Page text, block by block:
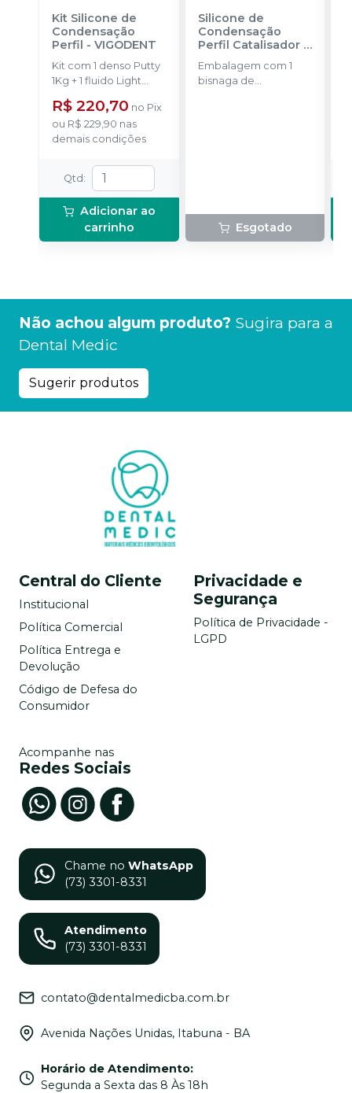
Kit Silicone de
Condensação
Perfil -VIGODENT
Kit com 1 denso Putty
1Kg + 1 fluido Light
Body 120g + 1
catalisador 60ml.
R$ 220,70 no Pix
ou R$ 229,90 nas
demais condições
Qtd :
Adicionar ao
carrinho
Silicone de
Condensação
Perfil Catalisador-
VIGODENT
Embalagem com 1
bisnaga de
Esgotado
Não achou algum produto? Sugira para a
Dental Medic
Sugerir produtos
Central do Cliente
Institucional
Política Comercial
Política Entrega e
Devolução
Código de Defesa do
Consumidor
Privacidade e
Segurança
Política de Privacidade -
LGPD
Acompanhe nas
Redes Sociais
Chame no WhatsApp
(73) 3301-8331
Atendimento
(73) 3301-8331
contato@dentalmedicba.com.br
Avenida Nações Unidas, Itabuna - BA
Horário de Atendimento:
Segunda a Sexta das 8 Às 18h